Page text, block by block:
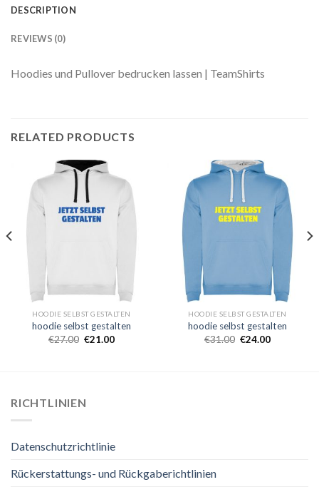
DESCRIPTION
REVIEWS (0)
Hoodies und Pullover bedrucken lassen | TeamShirts
RELATED PRODUCTS
HOODIE SELBST GESTALTEN
hoodie selbst gestalten
€27.00 €21.00
HOODIE SELBST GESTALTEN
hoodie selbst gestalten
€31.00 €24.00
RICHTLINIEN
Datenschutzrichtlinie
Rückerstattungs- und Rückgaberichtlinien